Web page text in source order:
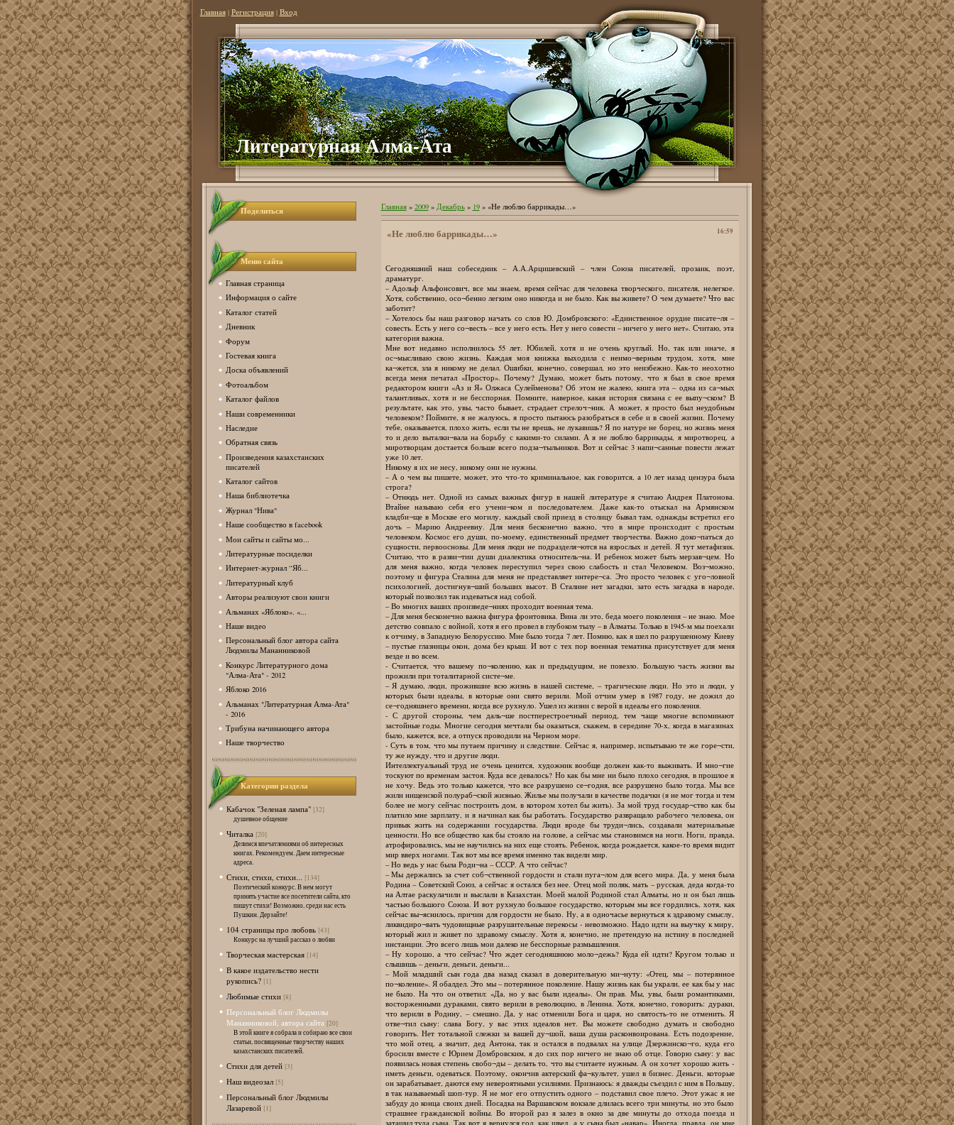
Главная| Регистрация| Вход
Литературная Алма-Ата
Поделиться
Меню сайта
Главная страница
Информация о сайте
Каталог статей
Дневник
Форум
Гостевая книга
Доска объявлений
Фотоальбом
Каталог файлов
Наши современники
Наследие
Обратная связь
Произведения казахстанских
писателей
Каталог сайтов
Наша библиотечка
Журнал "Нива"
Наше сообщество в facebook
Мои сайты и сайты мо...
Литературные посиделки
Интернет-журнал “Яб...
Литературный клуб
Авторы реализуют свои книги
Альманах «Яблоко». «...
Наше видео
Персональный блог автора сайта
Людмилы Мананниковой
Конкурс Литературного дома
"Алма-Ата" - 2012
Яблоко 2016
Альманах "Литературная Алма-Ата"
- 2016
Трибуна начинающего автора
Наше творчество
Категории раздела
Кабачок "Зеленая лампа" [32]
душевное общение
Читалка [20]
Делимся впечатлениями об интересных
книгах. Рекомендуем. Даем интересные
адреса.
Стихи, стихи, стихи... [134]
Поэтический конкурс. В нем могут
принять участие все посетители сайта, кто
пишут стихи! Возможно, среди нас есть
Пушкин. Дерзайте!
104 страницы про любовь [43]
Конкурс на лучший рассказ о любви
Творческая мастерская [14]
В какое издательство нести
рукопись? [1]
Любимые стихи [8]
Персональный блог Людмилы
Мананниковой, автора сайта [20]
В этой книге я собрала и собираю все свои
статьи, посвященные творчеству наших
казахстанских писателей.
Стихи для детей [3]
Наш видеозал [5]
Персональный блог Людмилы
Лазаревой [1]
Главная» 2009 » Декабрь » 19» «Не люблю баррикады…»
16:59
«Не люблю баррикады…»
Сегодняшний наш собеседник – А.А.Арцишевский – член Союза писателей, прозаик, поэт,
драматург.
– Адольф Альфонсович, все мы знаем, время сейчас для человека творческого, писателя, нелегкое.
Хотя, собственно, осо¬бенно легким оно никогда и не было. Как вы живете? О чем думаете? Что вас
заботит?
– Хотелось бы наш разговор начать со слов Ю. Домбровского: «Единственное орудие писате¬ля –
совесть. Есть у него со¬весть – все у него есть. Нет у него совести – ничего у него нет». Считаю, эта
категория важна.
Мне вот недавно исполнилось 55 лет. Юбилей, хотя и не очень круглый. Но, так или иначе, я
ос¬мысливаю свою жизнь. Каждая моя книжка выходила с неимо¬верным трудом, хотя, мне
ка¬жется, зла я никому не делал. Ошибки, конечно, совершал, но это неизбежно. Как-то неохотно
всегда меня печатал «Простор». Почему? Думаю, может быть потому, что я был в свое время
редактором книги «Аз и Я» Олжаса Сулейменова? Об этом не жалею, книга эта – одна из са¬мых
талантливых, хотя и не бесспорная. Помните, наверное, какая история связана с ее выпу¬ском? В
результате, как это, увы, часто бывает, страдает стрелоч¬ник. А может, я просто был неудобным
человеком? Поймите, я не жалуюсь, я просто пытаюсь разобраться в себе и в своей жизни. Почему
тебе, оказывается, плохо жить, если ты не врешь, не лукавишь? Я по натуре не борец, но жизнь меня
то и дело выталки¬вала на борьбу с какими-то силами. А я не люблю баррикады, я миротворец, а
миротворцам достается больше всего подза¬тыльников. Вот и сейчас 3 напи¬санные повести лежат
уже 10 лет.
Никому я их не несу, никому они не нужны.
– А о чем вы пишете, может, это что-то криминальное, как говорится, а 10 лет назад цензура была
строга?
– Отнюдь нет. Одной из самых важных фигур в нашей литературе я считаю Андрея Платонова.
Втайне называю себя его учени¬ком и последователем. Даже как-то отыскал на Армянском
кладби¬ще в Москве его могилу, каждый свой приезд в столицу бывал там, однажды встретил его
дочь – Марию Андреевну. Для меня бесконечно важно, что в мире происходит с простым
человеком. Космос его души, по-моему, единственный предмет творчества. Важно доко¬паться до
сущности, первоосновы. Для меня люди не подразделя¬ются на взрослых и детей. Я тут метафизик.
Считаю, что в разви¬тии души диалектика относитель¬на. И ребенок может быть мерзав¬цем. Но
для меня важно, когда человек переступил через свою слабость и стал Человеком. Воз¬можно,
поэтому и фигура Сталина для меня не представляет интере¬са. Это просто человек с уго¬ловной
психологией, достигнув¬ший больших высот. В Сталине нет загадки, зато есть загадка в народе,
который позволил так издеваться над собой.
– Во многих ваших произведе¬ниях проходит военная тема.
– Для меня бесконечно важна фигура фронтовика. Вина ли это, беда моего поколения – не знаю. Мое
детство совпало с войной, хотя я его провел в глубоком тылу – в Алматы. Только в 1945-м мы поехали
к отчиму, в Западную Белоруссию. Мне было тогда 7 лет. Помню, как я шел по разрушенному Киеву
– пустые глазницы окон, дома без крыш. И вот с тех пор военная тематика присутствует для меня
везде и во всем.
- Считается, что вашему по¬колению, как и предыдущим, не повезло. Большую часть жизни вы
прожили при тоталитарной систе¬ме.
– Я думаю, люди, прожившие всю жизнь в нашей системе, – трагические люди. Но это и люди, у
которых были идеалы, в которые они свято верили. Мой отчим умер в 1987 году, не дожил до
се¬годняшнего времени, когда все рухнуло. Ушел из жизни с верой в идеалы его поколения.
- С другой стороны, чем даль¬ше постперестроечный период, тем чаще многие вспоминают
застойные годы. Многие сегодня мечтали бы оказаться, скажем, в середине 70-х, когда в магазинах
было, кажется, все, а отпуск проводили на Черном море.
- Суть в том, что мы путаем причину и следствие. Сейчас я, например, испытываю те же горе¬сти,
ту же нужду, что и другие люди.
Интеллектуальный труд не очень ценится, художник вообще должен как-то выживать. И мно¬гие
тоскуют по временам застоя. Куда все девалось? Но как бы мне ни было плохо сегодня, в прошлое я
не хочу. Ведь это только кажется, что все разрушено се¬годня, все разрушено было тогда. Мы все
жили нищенской полураб¬ской жизнью. Жилье мы получали в качестве подачки (я не мог тогда и тем
более не могу сейчас построить дом, в котором хотел бы жить). За мой труд государ¬ство как бы
платило мне зарплату, и я начинал как бы работать. Государство развращало рабочего человека, он
привык жить на содержании государства. Люди вроде бы труди¬лись, создавали материальные
ценности. Но все общество как бы стояло на голове, а сейчас мы становимся на ноги. Ноги, правда,
атрофировались, мы не научились на них еще стоять. Ребенок, когда рождается, какое-то время видит
мир вверх ногами. Так вот мы все время именно так видели мир.
– Но ведь у нас была Роди¬на – СССР. А что сейчас?
– Мы держались за счет соб¬ственной гордости и стали пуга¬лом для всего мира. Да, у меня была
Родина – Советский Союз, а сейчас я остался без нее. Отец мой поляк, мать – русская, деда когда-то
на Алтае раскулачили и выслали в Казахстан. Моей малой Родиной стал Алматы, но и он был лишь
частью большого Союза. И вот рухнуло большое государство, которым мы все гордились, хотя, как
сейчас вы¬яснилось, причин для гордости не было. Ну, а в одночасье вернуться к здравому смыслу,
ликвидиро¬вать чудовищные разрушительные перекосы - невозможно. Надо идти на выучку к миру,
который жил и живет по здравому смыслу. Хотя я, конечно, не претендую на истину в последней
инстанции. Это всего лишь мои далеко не бесспорные размышления.
– Ну хорошо, а что сейчас? Что ждет сегодняшнюю моло¬дежь? Куда ей идти? Кругом только и
слышишь – деньги, деньги, деньги...
– Мой младший сын года два назад сказал в доверительную ми¬нуту: «Отец, мы – потерянное
по¬коление». Я обалдел. Это мы – потерянное поколение. Нашу жизнь как бы украли, ее как бы у нас
не было. На что он ответил: «Да, но у вас были идеалы». Он прав. Мы, увы, были романтиками,
восторженными дураками, свято верили в революцию, в Ленина. Хотя, конечно, говорить: дураки,
что верили в Родину, – смешно. Да, у нас отменили Бога и царя, но святость-то не отменить. Я
отве¬тил сыну: слава Богу, у вас этих идеалов нет. Вы можете свободно думать и свободно
говорить. Нет тотальной слежки за вашей ду¬шой, ваша душа расконвоирована. Есть подозрение,
что мой отец, а значит, дед Антона, так и остался в подвалах на улице Дзержинско¬го, куда его
бросили вместе с Юрием Домбровским, я до сих пор ничего не знаю об отце. Говорю сыну: у вас
появилась новая степень свобо¬ды – делать то, что вы считаете нужным. А он хочет хорошо жить -
иметь деньги, одеваться. Поэтому, окончив актерский фа¬культет, ушел в бизнес. Деньги, которые
он зарабатывает, даются ему невероятными усилиями. Признаюсь: я дважды съездил с ним в Польшу,
в так называемый шоп-тур. Я не мог его отпустить одного – подставил свое плечо. Этот ужас я не
забуду до конца своих дней. Посадка на Варшавском вокзале длилась всего три минуты, но это было
страшнее гражданской войны. Во второй раз я залез в окно за две минуты до отхода поезда и
затащил туда сына. Так вот я вернулся гол, как швед, а у сына был «навар». Иногда, правда, он мне